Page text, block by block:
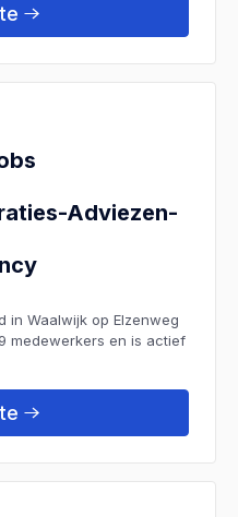
Adviezen-
in Waalwijk op Elzenweg
medewerkers en is actief